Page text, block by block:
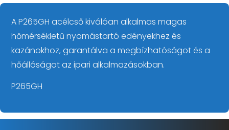
A P265GH acélcső kiválóan alkalmas magas
hőmérsékletű nyomástartó edényekhez és
kazánokhoz, garantálva a megbízhatóságot és a
hőállóságot az ipari alkalmazásokban.
P265GH